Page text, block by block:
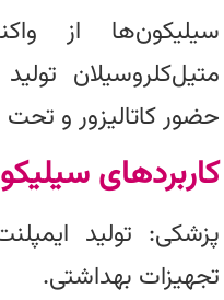
متیل‌کلروسیلان
حضور کاتالیزور و
کاربردهای
پزشکی: تولید
تجهیزات بهداشتی.